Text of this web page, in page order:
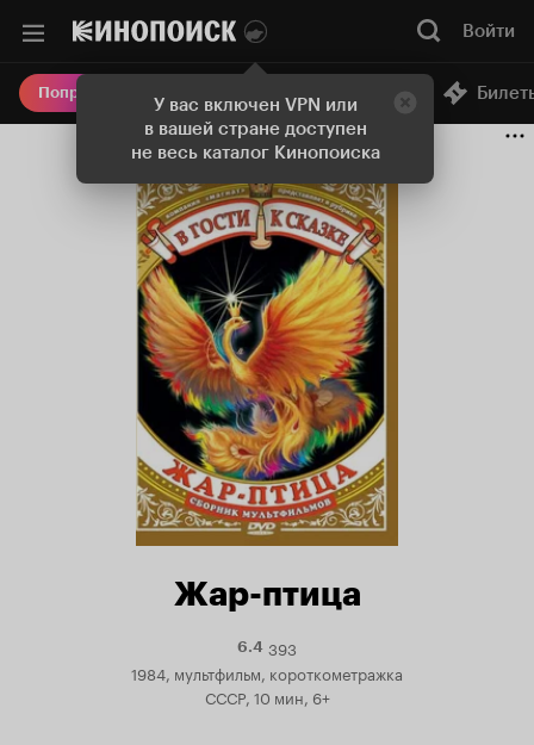
У вас включен VPN или
в вашей стране доступен
не весь каталог Кинопоиска
Войти
Попробовать Плюс Онлайн-кинотеатр
Жар-птица
6.4Рейтинг
6.4
393
1984, мультфильм, короткометражка
СССР, 10 мин, 6+